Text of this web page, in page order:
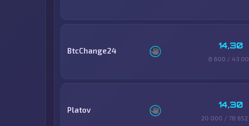
BtcChange24 14,30
8 600 / 43
Platov 14,30
20 000 / 78 652